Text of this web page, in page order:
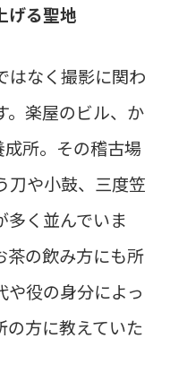
げる聖地
はなく撮影に関わ
。楽屋のビル、か
所。その稽古場
刀や小鼓、三度笠
多く並んでいま
茶の飲み方にも所
や役の身分によっ
の方に教えていた